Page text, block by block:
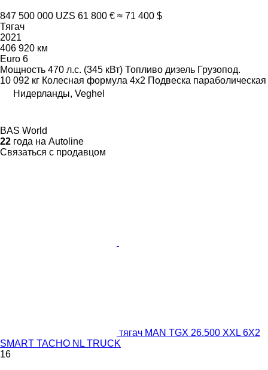
847 500 000 UZS 61 800 € ≈ 71 400 $
Тягач
2021
406 920 км
Euro 6
Мощность 470 л.с. (345 кВт) Топливо дизель Грузопод.
10 092 кг Колесная формула 4x2 Подвеска параболическая
Нидерланды, Veghel
BAS World
22 года на Autoline
Связаться с продавцом
тягач MAN TGX 26.500 XXL 6X2
SMART TACHO NL TRUCK
16